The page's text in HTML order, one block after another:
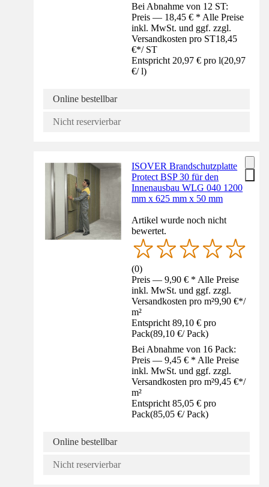
Bei Abnahme von 12 ST:
Preis — 18,45 € * Alle Preise
inkl. MwSt. und ggf. zzgl.
Versandkosten pro ST18,45
€*/ ST
Entspricht 20,97 € pro l(20,97
€/ l)
Online bestellbar
Nicht reservierbar
ISOVER Brandschutzplatte
Protect BSP 30 für den
Innenausbau WLG 040 1200
mm x 625 mm x 50 mm
Artikel wurde noch nicht
bewertet.
(0)
Preis — 9,90 € * Alle Preise
inkl. MwSt. und ggf. zzgl.
Versandkosten pro m²9,90 €*/
m²
Entspricht 89,10 € pro
Pack(89,10 €/ Pack)
Bei Abnahme von 16 Pack:
Preis — 9,45 € * Alle Preise
inkl. MwSt. und ggf. zzgl.
Versandkosten pro m²9,45 €*/
m²
Entspricht 85,05 € pro
Pack(85,05 €/ Pack)
Online bestellbar
Nicht reservierbar